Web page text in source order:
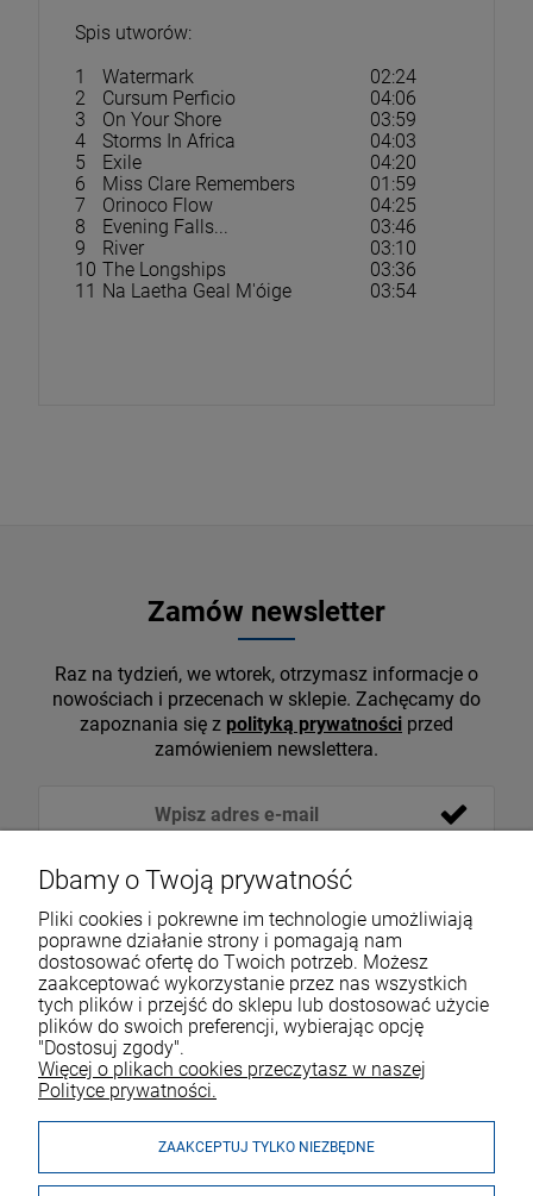
Spis utworów:
1
Watermark
02:24
2
Cursum Perficio
04:06
3
On Your Shore
03:59
4
Storms In Africa
04:03
5
Exile
04:20
6
Miss Clare Remembers
01:59
7
Orinoco Flow
04:25
8
Evening Falls...
03:46
9
River
03:10
10 The Longships
03:36
11 Na Laetha Geal M'óige 03:54
Zamów newsletter
Raz na tydzień, we wtorek, otrzymasz informacje o
nowościach i przecenach w sklepie. Zachęcamy do
zapoznania się z polityką prywatności przed
zamówieniem newslettera.
VOICESHOP.PL
ZAKUPY
Dbamy o Twoją prywatność
Pliki cookies i pokrewne im technologie umożliwiają
poprawne działanie strony i pomagają nam
dostosować ofertę do Twoich potrzeb. Możesz
zaakceptować wykorzystanie przez nas wszystkich
tych plików i przejść do sklepu lub dostosować użycie
plików do swoich preferencji, wybierając opcję
"Dostosuj zgody".
Więcej o plikach cookies przeczytasz w naszej
Polityce prywatności.
ZAAKCEPTUJ TYLKO NIEZBĘDNE